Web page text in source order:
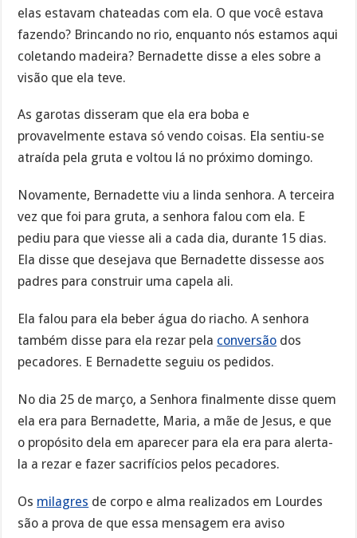
elas estavam chateadas com ela. O que você estava
fazendo? Brincando no rio, enquanto nós estamos aqui
coletando madeira? Bernadette disse a eles sobre a
visão que ela teve.
As garotas disseram que ela era boba e
provavelmente estava só vendo coisas. Ela sentiu-se
atraída pela gruta e voltou lá no próximo domingo.
Novamente, Bernadette viu a linda senhora. A terceira
vez que foi para gruta, a senhora falou com ela. E
pediu para que viesse ali a cada dia, durante 15 dias.
Ela disse que desejava que Bernadette dissesse aos
padres para construir uma capela ali.
Ela falou para ela beber água do riacho. A senhora
também disse para ela rezar pela conversão dos
pecadores. E Bernadette seguiu os pedidos.
No dia 25 de março, a Senhora finalmente disse quem
ela era para Bernadette, Maria, a mãe de Jesus, e que
o propósito dela em aparecer para ela era para alerta-
la a rezar e fazer sacrifícios pelos pecadores.
Os milagres de corpo e alma realizados em Lourdes
são a prova de que essa mensagem era aviso